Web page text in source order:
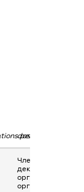
Членство суб’єкта
декларування в
організаціях та їх
органах